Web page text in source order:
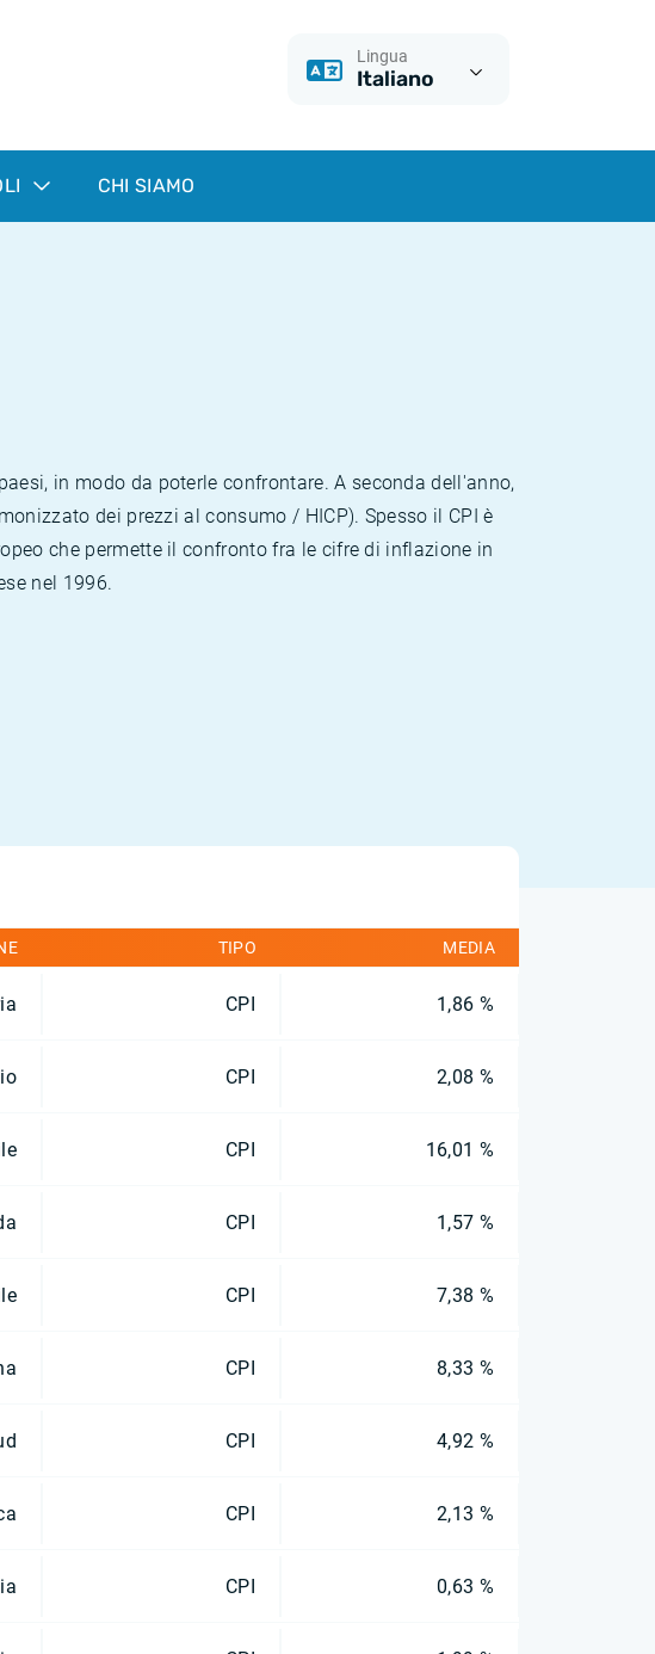
Lingua
Italiano
CHI SIAMO
in modo da poterle confrontare. A seconda dell'anno,
dei prezzi al consumo / HICP). Spesso il CPI è
che permette il confronto fra le cifre di inflazione in
nel 1996.
TIPO MEDIA
CPI 1,86 %
CPI 2,08 %
CPI 16,01 %
CPI 1,57 %
CPI 7,38 %
CPI 8,33 %
CPI 4,92 %
CPI 2,13 %
CPI 0,63 %